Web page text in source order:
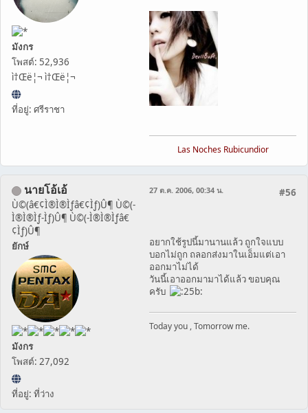
มังกร
โพสต์: 52,936
ì†Œë¦¬ ì†Œë¦¬
ที่อยู่: ศรีราชา
Las Noches Rubicundior
นายโอ้เอ้
Ù©(â€¢Ì®Ì®Ìƒâ€¢Ìƒ)Û¶ Ù©(-
Ì®Ì®Ìƒ-Ìƒ)Û¶ Ù©(-Ì®Ì®Ìƒâ€
¢Ìƒ)Û¶
ยักษ์
มังกร
โพสต์: 27,092
ที่อยู่: ที่ว่าง
#56
27 ต.ค. 2006, 00:34 น.
อยากใช้รูปนี้มานานแล้ว ถูกใจแบบ
บอกไม่ถูก ถลอกส่งมาในเอ็มแต่เอา
ออกมาไม่ได้
วันนี้เอาออกมามาได้แล้ว ขอบคุณ
ครับ
Today you , Tomorrow me.